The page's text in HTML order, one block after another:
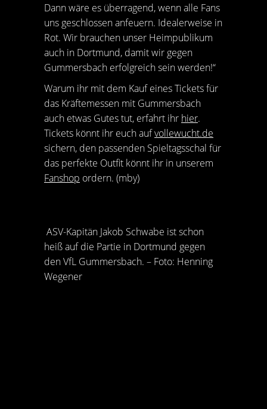
Dann wäre es überragend, wenn alle Fans
uns geschlossen anfeuern. Idealerweise in
Rot. Wir brauchen unser Heimpublikum
auch in Dortmund, damit wir gegen
Gummersbach erfolgreich sein werden!“
Warum ihr mit dem Kauf eines Tickets für
das Kräftemessen mit Gummersbach
auch etwas Gutes tut, erfahrt ihr hier.
Tickets könnt ihr euch aufvollewucht.de
sichern, den passenden Spieltagsschal für
das perfekte Outfit könnt ihr in unserem
Fanshop ordern. (mby)
ASV-Kapitän Jakob Schwabe ist schon
heiß auf die Partie in Dortmund gegen
den VfL Gummersbach. – Foto: Henning
Wegener